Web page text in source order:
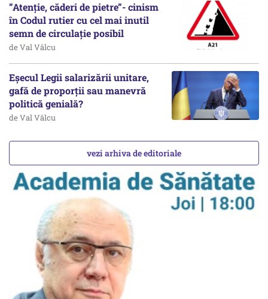
”Atenție, căderi de pietre”- cinism
în Codul rutier cu cel mai inutil
semn de circulație posibil
de Val Vâlcu
Eșecul Legii salarizării unitare,
gafă de proporții sau manevră
politică genială?
de Val Vâlcu
vezi arhiva de editoriale